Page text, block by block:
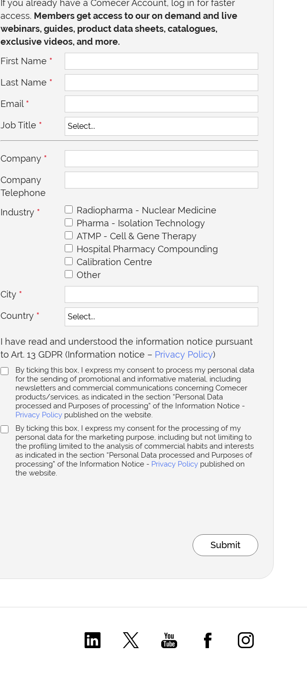
If you already have a Comecer Account, log in for faster
access. Members get access to our on demand and live
webinars, guides, product data sheets, catalogues,
exclusive videos, and more.
First Name *
Last Name *
Email *
Job Title *
Company *
Company
Telephone
Industry *
Radiopharma - Nuclear Medicine
Pharma - Isolation Technology
ATMP - Cell & Gene Therapy
Hospital Pharmacy Compounding
Calibration Centre
Other
City *
Country *
I have read and understood the information notice pursuant
to Art. 13 GDPR (Information notice – Privacy Policy)
By ticking this box, I express my consent to process my personal data
for the sending of promotional and informative material, including
newsletters and commercial communications concerning Comecer
products/services, as indicated in the section “Personal Data
processed and Purposes of processing” of the Information Notice -
Privacy Policy published on the website.
By ticking this box, I express my consent for the processing of my
personal data for the marketing purpose, including but not limiting to
the profiling limited to the analysis of commercial habits and interests
as indicated in the section “Personal Data processed and Purposes of
processing” of the Information Notice - Privacy Policy published on
the website.
Submit
Comecer Linkedin Page
Comecer X PageComecer Youtube Channel
Comecer Facebook
Comecer